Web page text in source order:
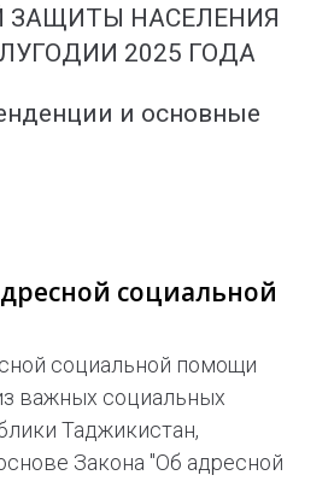
ЗАЩИТЫ НАСЕЛЕНИЯ
2025 ГОДА
и основные
социальной
социальной помощи
важных социальных
Таджикистан,
Закона "Об адресной